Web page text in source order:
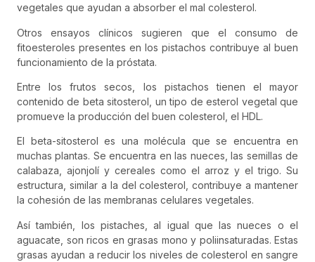
vegetales que ayudan a absorber el mal colesterol.
Otros ensayos clínicos sugieren que el consumo de
fitoesteroles presentes en los pistachos contribuye al buen
funcionamiento de la próstata.
Entre los frutos secos, los pistachos tienen el mayor
contenido de beta sitosterol, un tipo de esterol vegetal que
promueve la producción del buen colesterol, el HDL.
El beta-sitosterol es una molécula que se encuentra en
muchas plantas. Se encuentra en las nueces, las semillas de
calabaza, ajonjolí y cereales como el arroz y el trigo. Su
estructura, similar a la del colesterol, contribuye a mantener
la cohesión de las membranas celulares vegetales.
Así también, los pistaches, al igual que las nueces o el
aguacate, son ricos en grasas mono y poliinsaturadas. Estas
grasas ayudan a reducir los niveles de colesterol en sangre